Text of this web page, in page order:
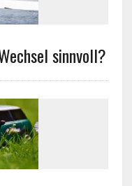
sinnvoll?